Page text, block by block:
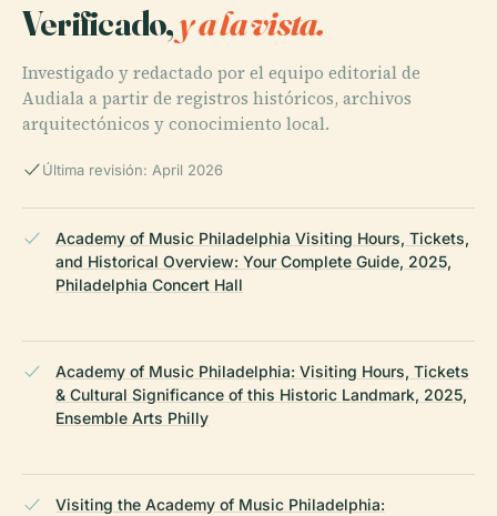
Verificado,y a la vista.
Investigado y redactado por el equipo editorial de
Audiala a partir de registros históricos, archivos
arquitectónicos y conocimiento local.
Última revisión: April 2026
Academy of Music Philadelphia Visiting Hours, Tickets,
and Historical Overview: Your Complete Guide, 2025,
Philadelphia Concert Hall
Academy of Music Philadelphia: Visiting Hours, Tickets
& Cultural Significance of this Historic Landmark, 2025,
Ensemble Arts Philly
Visiting the Academy of Music Philadelphia: